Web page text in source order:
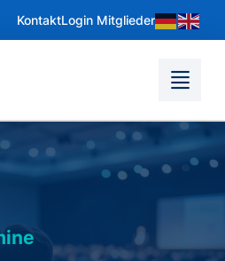
KontaktLogin Mitglieder